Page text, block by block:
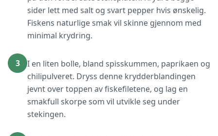
sider lett med salt og svart pepper hvis ønskelig.
Fiskens naturlige smak vil skinne gjennom med
minimal krydring.
3
I en liten bolle, bland spisskummen, paprikaen og
chilipulveret. Dryss denne krydderblandingen
jevnt over toppen av fiskefiletene, og lag en
smakfull skorpe som vil utvikle seg under
stekingen.